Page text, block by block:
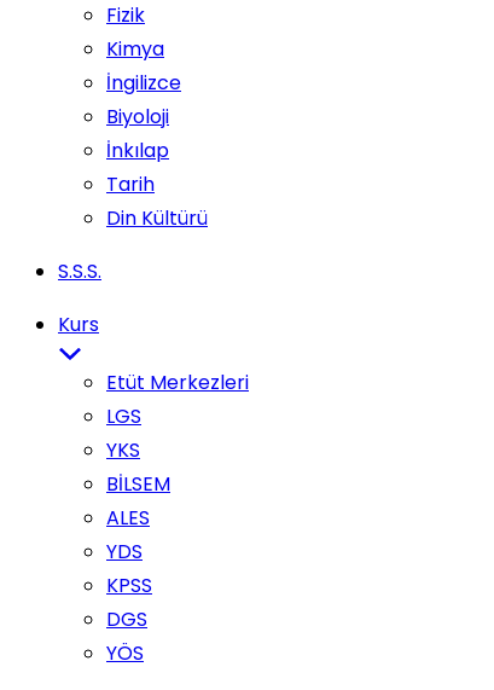
Fizik
Kimya
İngilizce
Biyoloji
İnkılap
Tarih
Din Kültürü
S.S.S.
Kurs
Etüt Merkezleri
LGS
YKS
BİLSEM
ALES
YDS
KPSS
DGS
YÖS